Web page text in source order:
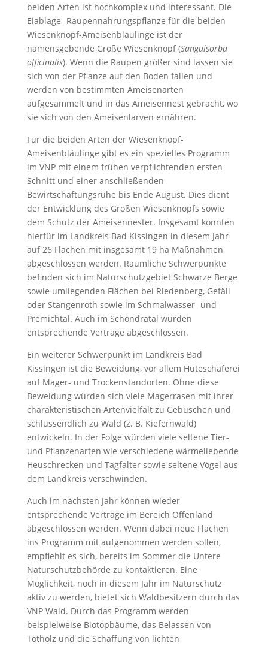
beiden Arten ist hochkomplex und interessant. Die
Eiablage- Raupennahrungspflanze für die beiden
Wiesenknopf-Ameisenbläulinge ist der
namensgebende Große Wiesenknopf (Sanguisorba
officinalis). Wenn die Raupen größer sind lassen sie
sich von der Pflanze auf den Boden fallen und
werden von bestimmten Ameisenarten
aufgesammelt und in das Ameisennest gebracht, wo
sie sich von den Ameisenlarven ernähren.
Für die beiden Arten der Wiesenknopf-
Ameisenbläulinge gibt es ein spezielles Programm
im VNP mit einem frühen verpflichtenden ersten
Schnitt und einer anschließenden
Bewirtschaftungsruhe bis Ende August. Dies dient
der Entwicklung des Großen Wiesenknopfs sowie
dem Schutz der Ameisennester. Insgesamt konnten
hierfür im Landkreis Bad Kissingen in diesem Jahr
auf 26 Flächen mit insgesamt 19 ha Maßnahmen
abgeschlossen werden. Räumliche Schwerpunkte
befinden sich im Naturschutzgebiet Schwarze Berge
sowie umliegenden Flächen bei Riedenberg, Gefäll
oder Stangenroth sowie im Schmalwasser- und
Premichtal. Auch im Schondratal wurden
entsprechende Verträge abgeschlossen.
Ein weiterer Schwerpunkt im Landkreis Bad
Kissingen ist die Beweidung, vor allem Hüteschäferei
auf Mager- und Trockenstandorten. Ohne diese
Beweidung würden sich viele Magerrasen mit ihrer
charakteristischen Artenvielfalt zu Gebüschen und
schlussendlich zu Wald (z. B. Kiefernwald)
entwickeln. In der Folge würden viele seltene Tier-
und Pflanzenarten wie verschiedene wärmeliebende
Heuschrecken und Tagfalter sowie seltene Vögel aus
dem Landkreis verschwinden.
Auch im nächsten Jahr können wieder
entsprechende Verträge im Bereich Offenland
abgeschlossen werden. Wenn dabei neue Flächen
ins Programm mit aufgenommen werden sollen,
empfiehlt es sich, bereits im Sommer die Untere
Naturschutzbehörde zu kontaktieren. Eine
Möglichkeit, noch in diesem Jahr im Naturschutz
aktiv zu werden, bietet sich Waldbesitzern durch das
VNP Wald. Durch das Programm werden
beispielweise Biotopbäume, das Belassen von
Totholz und die Schaffung von lichten